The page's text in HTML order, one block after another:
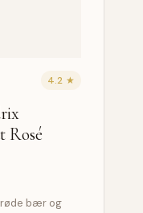
4.2 ★
Rosé
røde bær og